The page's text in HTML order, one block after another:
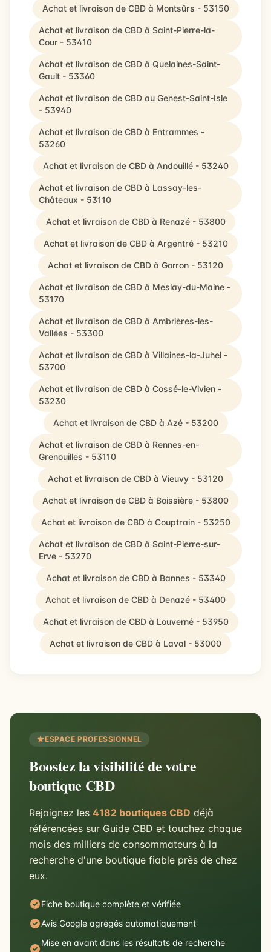
Achat et livraison de CBD à Montsûrs - 53150
Achat et livraison de CBD à Saint-Pierre-la-
Cour - 53410
Achat et livraison de CBD à Quelaines-Saint-
Gault - 53360
Achat et livraison de CBD au Genest-Saint-Isle
- 53940
Achat et livraison de CBD à Entrammes -
53260
Achat et livraison de CBD à Andouillé - 53240
Achat et livraison de CBD à Lassay-les-
Châteaux - 53110
Achat et livraison de CBD à Renazé - 53800
Achat et livraison de CBD à Argentré - 53210
Achat et livraison de CBD à Gorron - 53120
Achat et livraison de CBD à Meslay-du-Maine -
53170
Achat et livraison de CBD à Ambrières-les-
Vallées - 53300
Achat et livraison de CBD à Villaines-la-Juhel -
53700
Achat et livraison de CBD à Cossé-le-Vivien -
53230
Achat et livraison de CBD à Azé - 53200
Achat et livraison de CBD à Rennes-en-
Grenouilles - 53110
Achat et livraison de CBD à Vieuvy - 53120
Achat et livraison de CBD à Boissière - 53800
Achat et livraison de CBD à Couptrain - 53250
Achat et livraison de CBD à Saint-Pierre-sur-
Erve - 53270
Achat et livraison de CBD à Bannes - 53340
Achat et livraison de CBD à Denazé - 53400
Achat et livraison de CBD à Louverné - 53950
Achat et livraison de CBD à Laval - 53000
ESPACE PROFESSIONNEL
Boostez la visibilité de votre
boutique CBD
Rejoignez les 4182 boutiques CBD déjà
référencées sur Guide CBD et touchez chaque
mois des milliers de consommateurs à la
recherche d'une boutique fiable près de chez
eux.
Fiche boutique complète et vérifiée
Avis Google agrégés automatiquement
Mise en avant dans les résultats de recherche